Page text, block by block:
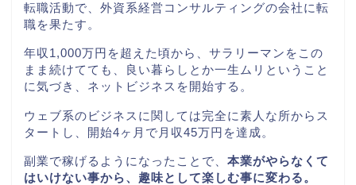
転職活動で、外資系経営コンサルティングの会社に転
職を果たす。
年収1,000万円を超えた頃から、サラリーマンをこの
まま続けてても、良い暮らしとか一生ムリということ
に気づき、ネットビジネスを開始する。
ウェブ系のビジネスに関しては完全に素人な所からス
タートし、開始4ヶ月で月収45万円を達成。
副業で稼げるようになったことで、 本業がやらなくて
はいけない事から、趣味として楽しむ事に変わる。